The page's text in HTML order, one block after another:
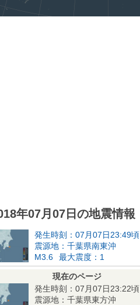
年07月07日の地震情報
発生時刻：07月07日23:49頃
震源地：千葉県南東沖
M3.6
最大震度：1
現在のページ
発生時刻：07月07日23:22頃
震源地：千葉県東方沖